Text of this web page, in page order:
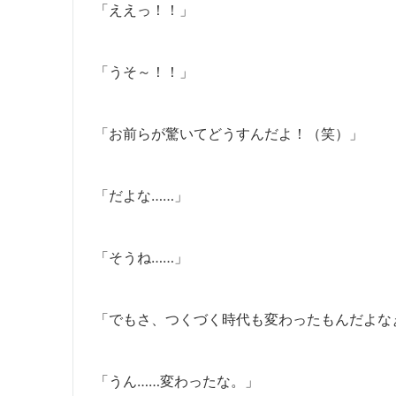
「ええっ！！」
「うそ～！！」
「お前らが驚いてどうすんだよ！（笑）」
「だよな……」
「そうね……」
「でもさ、つくづく時代も変わったもんだよ
「うん……変わったな。」